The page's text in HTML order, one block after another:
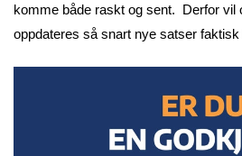
komme både raskt og sent. Derfor vil
oppdateres så snart nye satser faktisk